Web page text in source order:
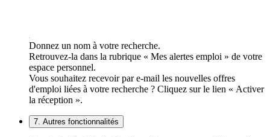
Donnez un nom à votre recherche.
Retrouvez-la dans la rubrique « Mes alertes emploi » de votre
espace personnel.
Vous souhaitez recevoir par e-mail les nouvelles offres
d'emploi liées à votre recherche ? Cliquez sur le lien « Activer
la réception ».
7. Autres fonctionnalités